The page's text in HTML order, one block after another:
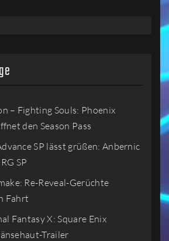
– Fighting Souls: Phoenix
den Season Pass
SP lässt grüßen: Anbernic
SP
Re-Reveal-Gerüchte
Fahrt
Fantasy X: Square Enix
Trailer